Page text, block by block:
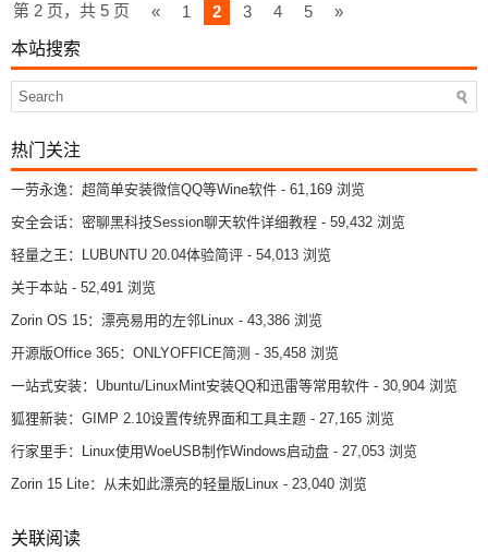
第 2 页，共 5 页 « 1 2 3 4 5 »
本站搜索
热门关注
一劳永逸：超简单安装微信QQ等Wine软件 - 61,169 浏览
安全会话：密聊黑科技Session聊天软件详细教程 - 59,432 浏览
轻量之王：LUBUNTU 20.04体验简评 - 54,013 浏览
关于本站 - 52,491 浏览
Zorin OS 15：漂亮易用的左邻Linux - 43,386 浏览
开源版Office 365：ONLYOFFICE简测 - 35,458 浏览
一站式安装：Ubuntu/LinuxMint安装QQ和迅雷等常用软件 - 30,904 浏览
狐狸新装：GIMP 2.10设置传统界面和工具主题 - 27,165 浏览
行家里手：Linux使用WoeUSB制作Windows启动盘 - 27,053 浏览
Zorin 15 Lite：从未如此漂亮的轻量版Linux - 23,040 浏览
关联阅读